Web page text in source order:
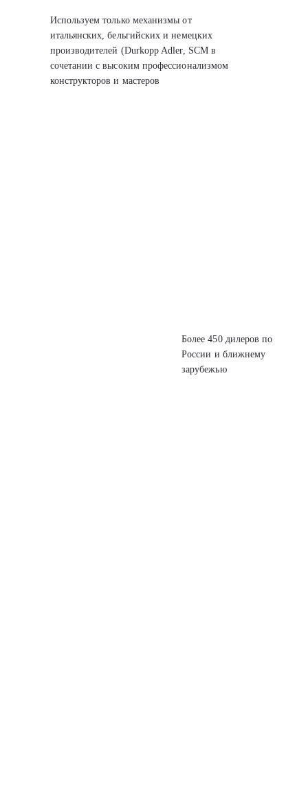
Используем только механизмы от
итальянских, бельгийскихи немецких
производителей (Durkopp Adler, SCM в
сочетании с высоким профессионализмом
конструкторов и мастеров
Более 450 дилеровпо
России и ближнему
зарубежью